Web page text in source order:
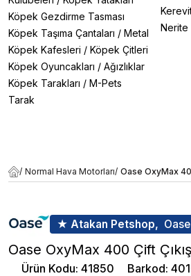
Köpek Gezdirme Tasması
Köpek Taşıma Çantaları / Metal
Köpek Kafesleri / Köpek Çitleri
Köpek Oyuncakları / Ağızlıklar
Köpek Tarakları / M-Pets
Tarak
Nerite
/ Normal Hava Motorları/ Oase OxyMax
★ Atakan Petshop,
Oase OxyMax 400 Çift
Ürün Kodu: 41850 Barkod: